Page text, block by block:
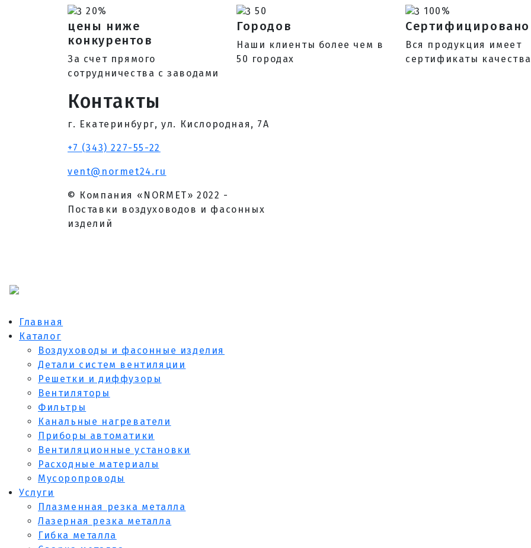
20%
цены ниже
конкурентов
За счет прямого
сотрудничества с заводами
50
Городов
Наши клиенты более чем в
50 городах
100%
Сертифицировано
Вся продукция имеет
сертификаты
Контакты
г. Екатеринбург, ул. Кислородная, 7А
+7 (343) 227-55-22
vent@normet24.ru
© Компания «NORMET» 2022 -
Поставки воздуховодов и фасонных
изделий
Главная
Каталог
Воздуховоды и фасонные изделия
Детали систем вентиляции
Решетки и диффузоры
Вентиляторы
Фильтры
Канальные нагреватели
Приборы автоматики
Вентиляционные установки
Расходные материалы
Мусоропроводы
Услуги
Плазменная резка металла
Лазерная резка металла
Гибка металла